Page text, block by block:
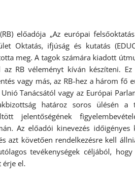
előadója „Az európai
Oktatás, ifjúság és kutatás
meg. A tagok számára kiadott
RB véleményt kíván készíteni.
vagy más, az RB-hez a három fő
Tanácsától vagy az Európai
határoz soros ülésén
jelentőségének
Az előadói kinevezés időigényes
azt követően rendelkezésre kell
tevékenységek céljából,
érje el.